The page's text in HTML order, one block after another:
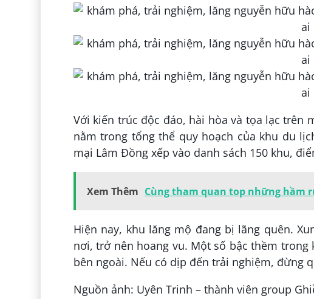
Với kiến trúc độc đáo, hài hòa và tọa lạc trên
nằm trong tổng thể quy hoạch của khu du
mại Lâm Đồng xếp vào danh sách 150 khu,
Xem Thêm Cùng tham quan top những hầm
Hiện nay, khu lăng mộ đang bị lãng quên.
nơi, trở nên hoang vu. Một số bậc thềm
bên ngoài. Nếu có dịp đến trải nghiệm, đừng
Nguồn ảnh: Uyên Trinh – thành viên group